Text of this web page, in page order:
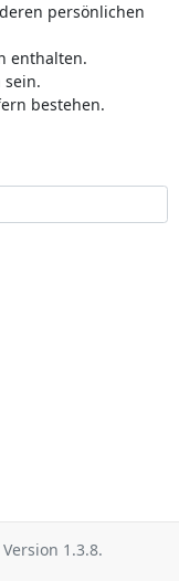
persönlichen
enthalten.
sein.
bestehen.
1.3.8.